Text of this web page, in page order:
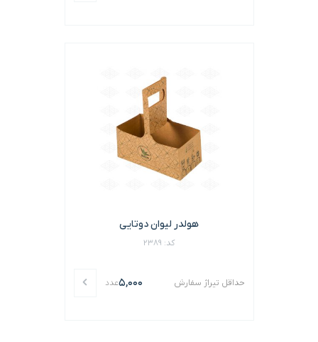
هولدر لیوان دوتایی
کد: 2389
حداقل تیراژ سفارش 5,000عدد